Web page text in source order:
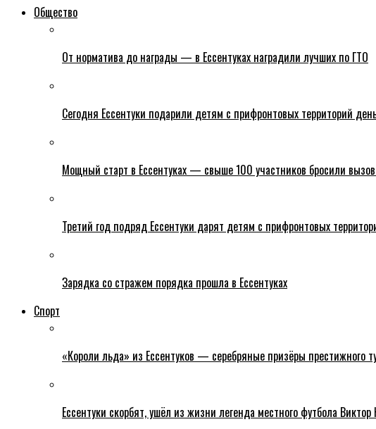
Общество
От норматива до награды — в Ессентуках наградили лучших по ГТО
Сегодня Ессентуки подарили детям с прифронтовых территорий
Мощный старт в Ессентуках — свыше 100 участников бросили
Третий год подряд Ессентуки дарят детям с прифронтовых
Зарядка со стражем порядка прошла в Ессентуках
Спорт
«Короли льда» из Ессентуков — серебряные призёры престижного
Ессентуки скорбят, ушёл из жизни легенда местного футбола Виктор